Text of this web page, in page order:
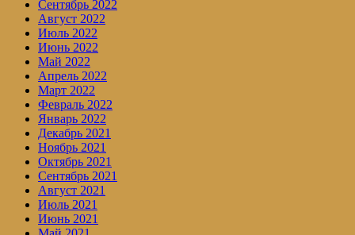
Сентябрь 2022
Август 2022
Июль 2022
Июнь 2022
Май 2022
Апрель 2022
Март 2022
Февраль 2022
Январь 2022
Декабрь 2021
Ноябрь 2021
Октябрь 2021
Сентябрь 2021
Август 2021
Июль 2021
Июнь 2021